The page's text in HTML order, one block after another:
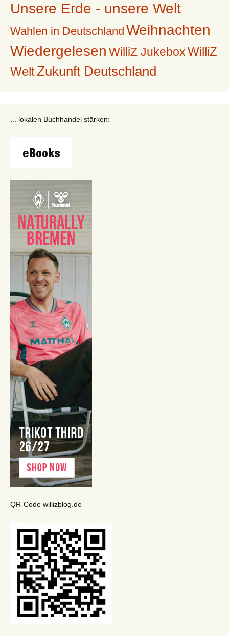
Unsere Erde - unsere Welt
Wahlen in Deutschland Weihnachten
Wiedergelesen WilliZ Jukebox WilliZ
WeltZukunft Deutschland
... lokalen Buchhandel stärken:
QR-Code willizblog.de